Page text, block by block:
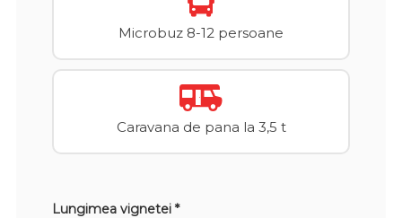
Microbuz 8-12 persoane
Caravana de pana la 3,5 t
Lungimea vignetei *